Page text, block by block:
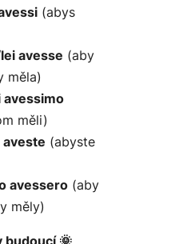
(abys
avesse (aby
měla)
avessimo
měli)
aveste (abyste
avessero (aby
měly)